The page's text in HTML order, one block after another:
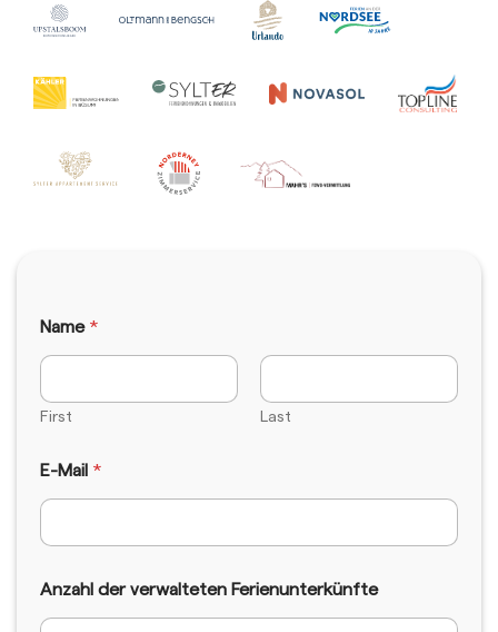
Name *
First Last
e
a
e
e
E-Mail *
Anzahl der verwalteten Ferienunterkünfte